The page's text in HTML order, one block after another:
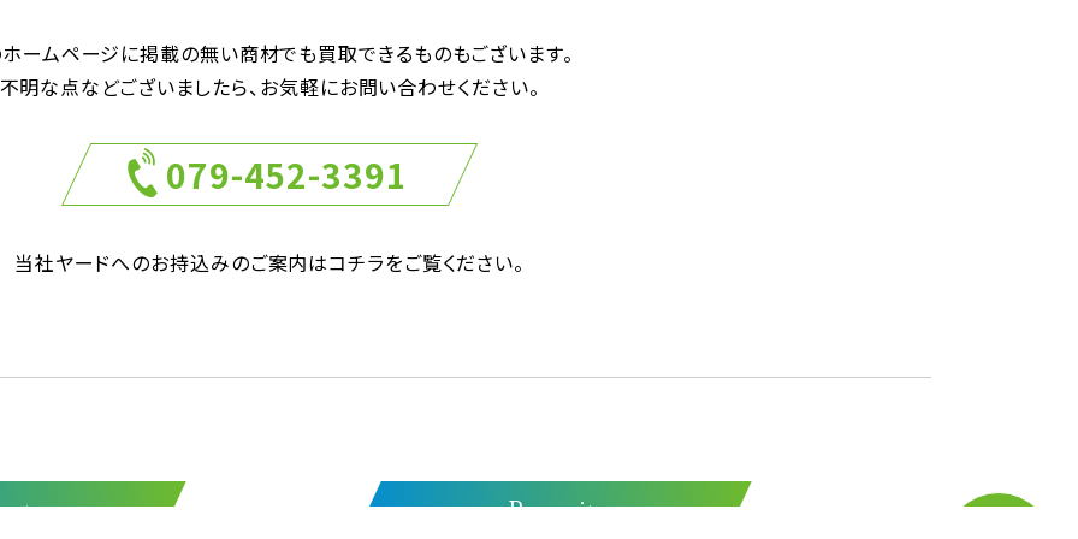
ームページに掲載の無い商材でも買取できるものもございます。
不明な点などございましたら、お気軽にお問い合わせください。
079-452-3391
当社ヤードへのお持込みのご案内はコチラをご覧ください。
Recruit